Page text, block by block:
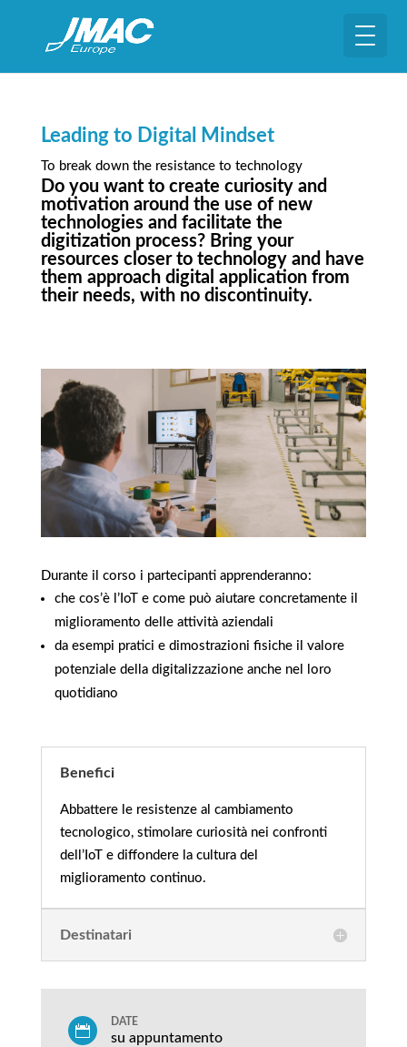
Leading to Digital Mindset
To break down the resistance to technology
Do you want to create curiosity and
motivation around the use of new
technologies and facilitate the
digitization process? Bring your
resources closer to technology and have
them approach digital application from
their needs, with no discontinuity.
Durante il corso i partecipanti apprenderanno:
che cos’è l’IoT e come può aiutare concretamente il
miglioramento delle attività aziendali
da esempi pratici e dimostrazioni fisiche il valore
potenziale della digitalizzazione anche nel loro
quotidiano
Benefici
Abbattere le resistenze al cambiamento
tecnologico, stimolare curiosità nei confronti
dell’IoT e diffondere la cultura del
miglioramento continuo.
Destinatari

DATE
su appuntamento